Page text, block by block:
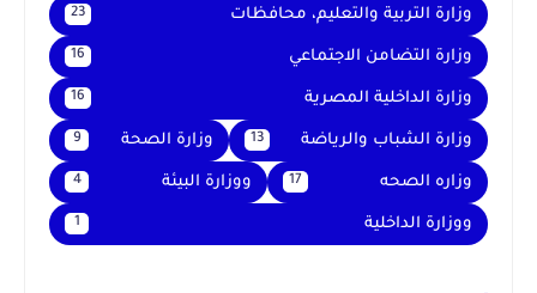
وزارة التربية والتعليم، محافظات 23
وزارة التضامن الاجتماعي 16
وزارة الداخلية المصرية 16
وزارة الشباب والرياضة 13 وزارة الصحة 9
وزاره الصحه 17 ووزارة البيئة 4
ووزارة الداخلية 1